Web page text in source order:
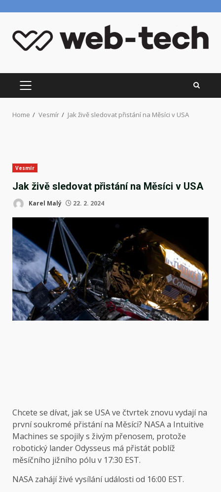
content
PRIMARY
MENU
Home Vesmír Jak živě sledovat přistání na Měsíci v USA
Vesmír
Jak živě sledovat přistání na Měsíci v USA
Karel Malý 22. 2. 2024
Chcete se dívat, jak se USA ve čtvrtek znovu vydají na
první soukromé přistání na Měsíci? NASA a Intuitive
Machines se spojily s živým přenosem, protože
robotický lander Odysseus má přistát poblíž
měsíčního jižního pólu v 17:30 EST.
NASA zahájí živé vysílání události od 16:00 EST.